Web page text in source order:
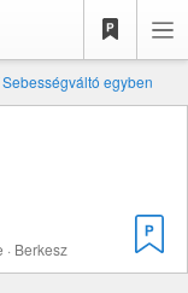
Sebességváltó egyben
Berkesz